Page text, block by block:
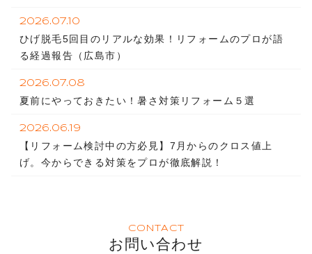
2026.07.10
ひげ脱毛5回目のリアルな効果！リフォームのプロが語
る経過報告（広島市）
2026.07.08
夏前にやっておきたい！暑さ対策リフォーム５選
2026.06.19
【リフォーム検討中の方必見】7月からのクロス値上
げ。今からできる対策をプロが徹底解説！
CONTACT
お問い合わせ